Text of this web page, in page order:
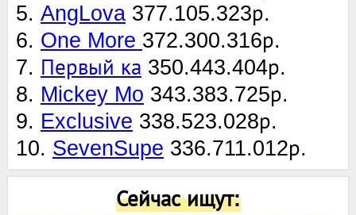
5. AngLova 377.105.323р.
6. One More 372.300.316р.
7. Первый ка 350.443.404р.
8. Mickey Mo 343.383.725р.
9. Exclusive 338.523.028р.
10. SevenSupe 336.711.012р.
Сейчас ищут: